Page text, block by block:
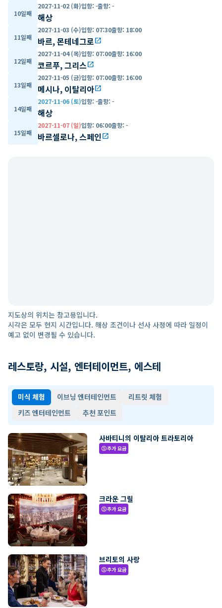
10일째
2027-11-02 (화)입항: -출항: -
해상
11일째
2027-11-03 (수)입항: 07:30출항: 18:00
바르, 몬테네그로open_in_new
12일째
2027-11-04 (목)입항: 07:00출항: 16:00
코르푸, 그리스open_in_new
13일째
2027-11-05 (금)입항: 07:00출항: 16:00
메시나, 이탈리아open_in_new
14일째
2027-11-06 (토)입항: -출항: -
해상
15일째
2027-11-07 (일)입항: 06:00출항: -
바르셀로나, 스페인open_in_new
지도상의 위치는 참고용입니다.
시각은 모두 현지 시간입니다. 해상 조건이나 선사 사정에 따라 일정이
예고 없이 변경될 수 있습니다.
레스토랑, 시설, 엔터테이먼트, 에스테
미식 체험 이브닝 엔터테인먼트
리트릿 체험
키즈 엔터테인먼트
추천 포인트
사바티니의 이탈리아 트라토리아
paid추가 요금
크라운 그릴
paid추가 요금
브리토의 사랑
paid추가 요금